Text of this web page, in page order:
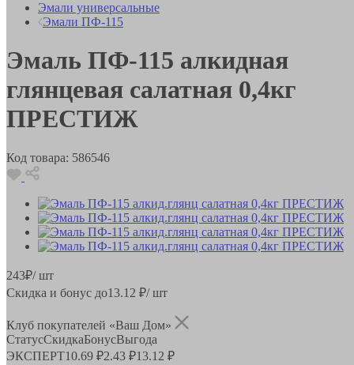
Эмали универсальные
Эмали ПФ-115
Эмаль ПФ-115 алкидная
глянцевая салатная 0,4кг
ПРЕСТИЖ
Код товара: 586546
243₽/ шт
Скидка и бонус до13.12 ₽/ шт
Клуб покупателей «Ваш Дом»
СтатусСкидкаБонусВыгода
ЭКСПЕРТ10.69 ₽2.43 ₽13.12 ₽